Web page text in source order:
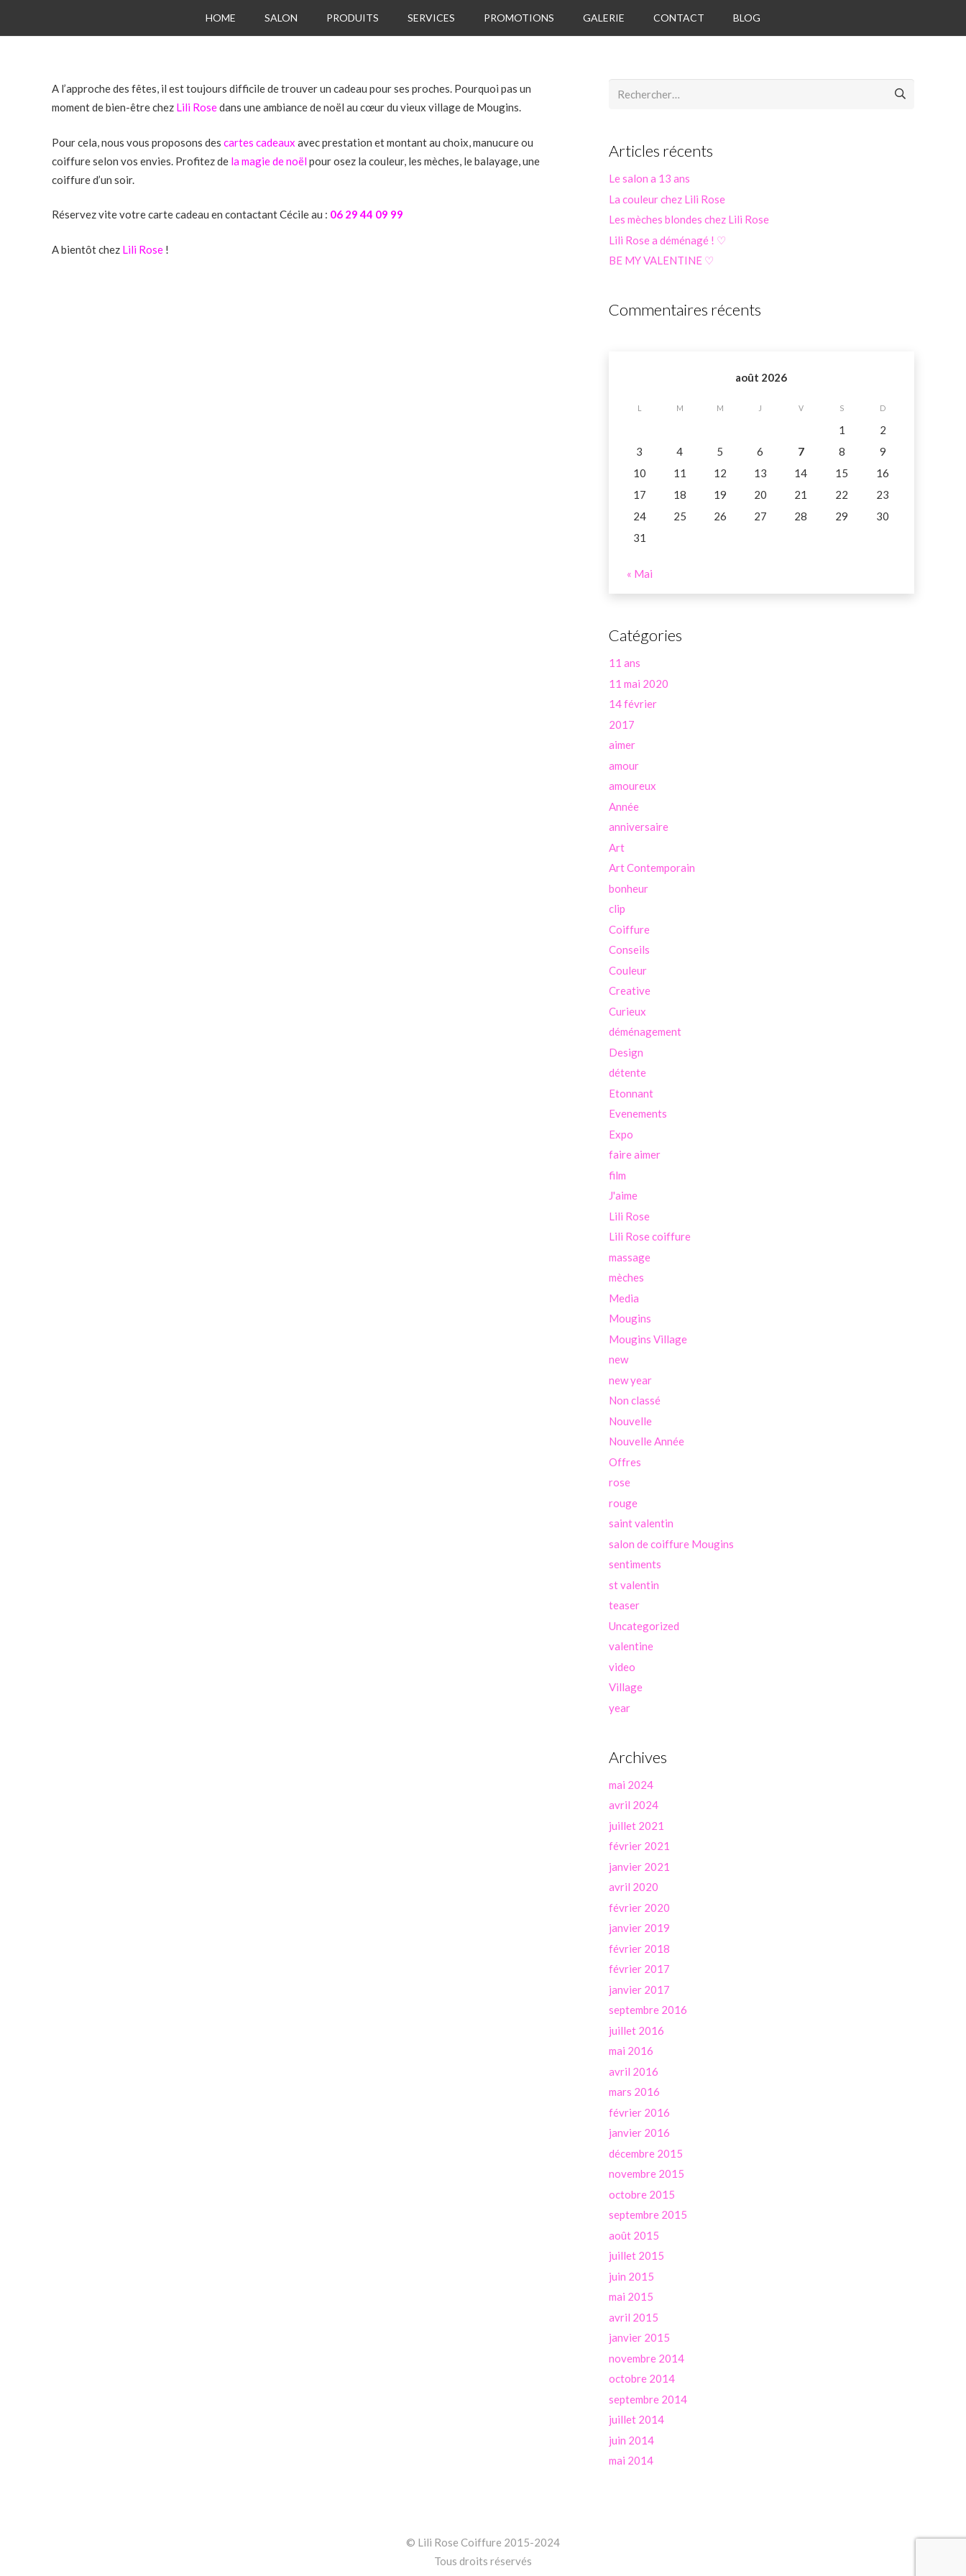
HOME SALON PRODUITS SERVICES PROMOTIONS GALERIE CONTACT BLOG
A l’approche des fêtes, il est toujours difficile de trouver un cadeau pour ses proches. Pourquoi pas un
moment de bien-être chez Lili Rosedans une ambiance de noël au cœur du vieux village de Mougins.
Pour cela, nous vous proposons des cartes cadeaux avec prestation et montant au choix, manucure ou
coiffure selon vos envies. Profitez de la magie de noëlpour osez la couleur, les mèches, le balayage, une
coiffure d’un soir.
Réservez vite votre carte cadeau en contactant Cécile au : 06 29 44 09 99
A bientôt chez Lili Rose !
Rechercher :
Articles récents
Le salon a 13 ans
La couleur chez Lili Rose
Les mèches blondes chez Lili Rose
Lili Rose a déménagé ! ♡
BE MY VALENTINE ♡
Commentaires récents
août 2026
L M M J V S D
1
2
3
4 5 6 7 8
9
10
11 12 13 14 15
16
17
18 19 20 21 22
23
24
25 26 27 28 29
30
31
« Mai
Catégories
11 ans
11 mai 2020
14 février
2017
aimer
amour
amoureux
Année
anniversaire
Art
Art Contemporain
bonheur
clip
Coiffure
Conseils
Couleur
Creative
Curieux
déménagement
Design
détente
Etonnant
Evenements
Expo
faire aimer
film
J'aime
Lili Rose
Lili Rose coiffure
massage
mèches
Media
Mougins
Mougins Village
new
new year
Non classé
Nouvelle
Nouvelle Année
Offres
rose
rouge
saint valentin
salon de coiffure Mougins
sentiments
st valentin
teaser
Uncategorized
valentine
video
Village
year
Archives
mai 2024
avril 2024
juillet 2021
février 2021
janvier 2021
avril 2020
février 2020
janvier 2019
février 2018
février 2017
janvier 2017
septembre 2016
juillet 2016
mai 2016
avril 2016
mars 2016
février 2016
janvier 2016
décembre 2015
novembre 2015
octobre 2015
septembre 2015
août 2015
juillet 2015
juin 2015
mai 2015
avril 2015
janvier 2015
novembre 2014
octobre 2014
septembre 2014
juillet 2014
juin 2014
mai 2014
© Lili Rose Coiffure 2015-2024
Tous droits réservés